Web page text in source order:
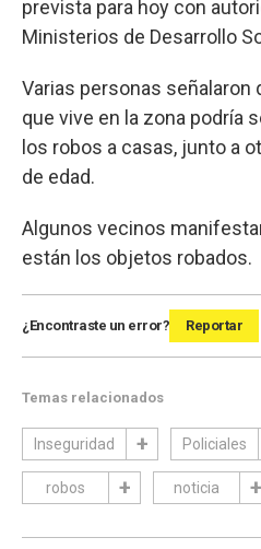
prevista para hoy con
Ministerios de Desarrollo
Varias personas señalaron
que vive en la zona podría
los robos a casas, junto a
de edad.
Algunos vecinos
están los objetos robados.
¿Encontraste un error? Reportar
Temas relacionados
Inseguridad Policiales
robos noticia